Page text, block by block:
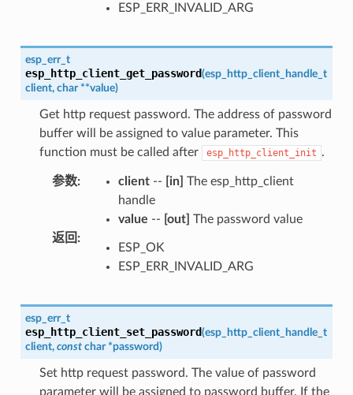
ESP_ERR_INVALID_ARG
esp_err_t
esp_http_client_get_password(esp_http_client_handle_t
client, char **value)
Get http request password. The address of password
buffer will be assigned to value parameter. This
function must be called after
esp_http_client_init .
参数: client-- [in] The esp_http_client
handle
value -- [out] The password value
返回 :
ESP_OK
ESP_ERR_INVALID_ARG
esp_err_t
esp_http_client_set_password(esp_http_client_handle_t
client, const char *password)
Set http request password. The value of password
parameter will be assigned to password buffer. If the